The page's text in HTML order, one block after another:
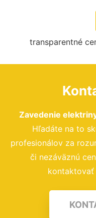
transparentné
Zavedenie
Hľadáte na to
profesionálov za
či nezáväznú
kontaktovať